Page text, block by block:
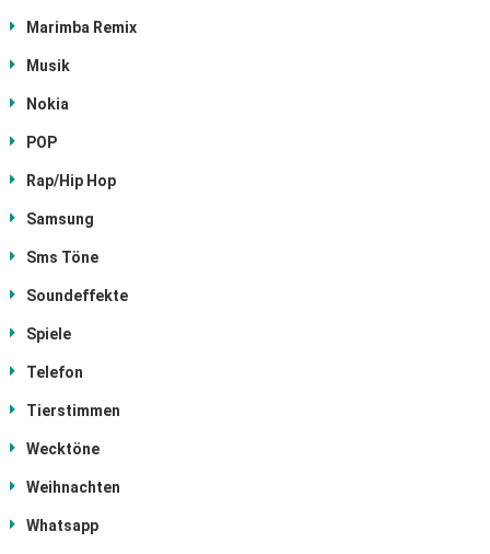
Marimba Remix
Musik
Nokia
POP
Rap/Hip Hop
Samsung
Sms Töne
Soundeffekte
Spiele
Telefon
Tierstimmen
Wecktöne
Weihnachten
Whatsapp